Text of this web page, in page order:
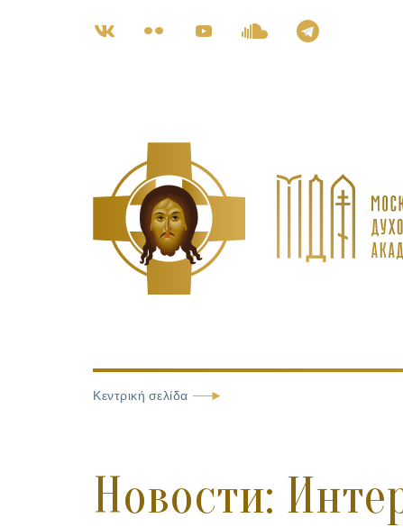
Κεντρική σελίδα
Новости: